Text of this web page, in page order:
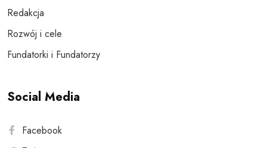
Redakcja
Rozwój i cele
Fundatorki i Fundatorzy
Social Media
Facebook